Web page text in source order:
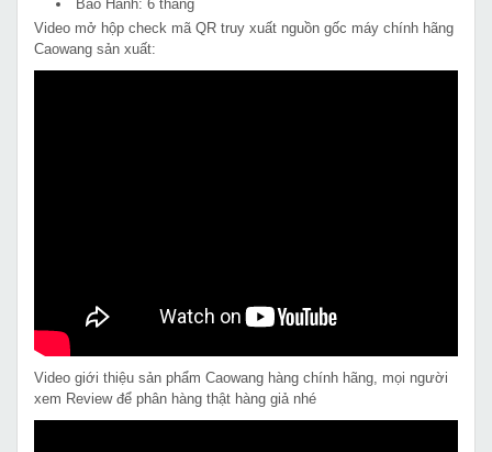
Bảo Hành: 6 tháng
Video mở hộp check mã QR truy xuất nguồn gốc máy chính hãng
Caowang sản xuất:
Video giới thiệu sản phẩm Caowang hàng chính hãng, mọi người
xem Review để phân hàng thật hàng giả nhé